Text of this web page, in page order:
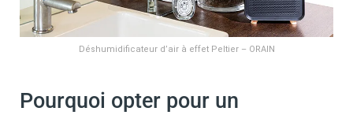
Déshumidificateur d’air à effet Peltier – ORAIN
Pourquoi opter pour un